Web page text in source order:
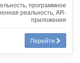
программное
реальность, AR-
приложения
Перейти